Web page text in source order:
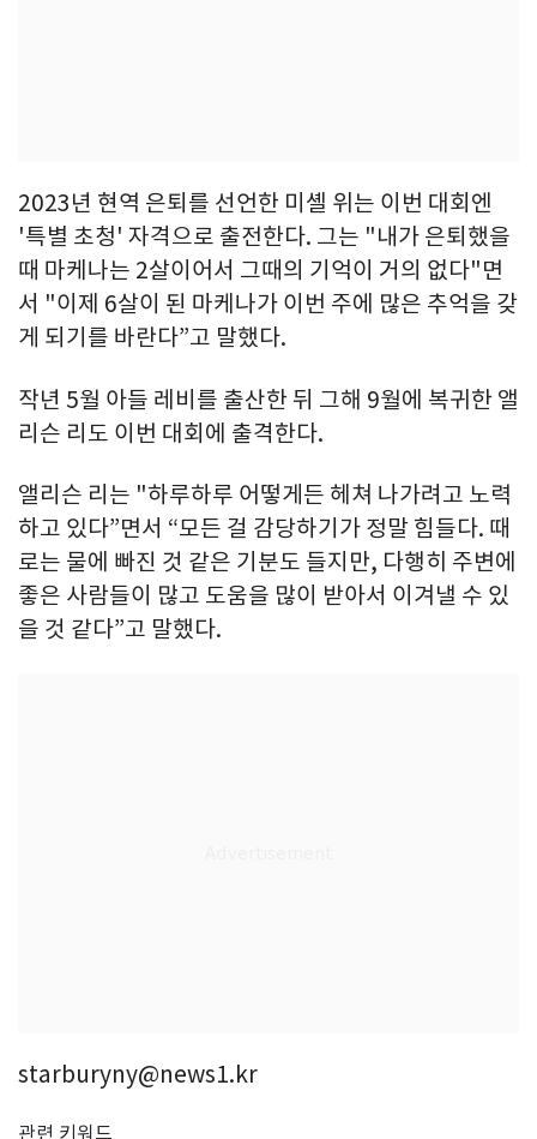
2023년 현역 은퇴를 선언한 미셸 위는 이번 대회엔
'특별 초청' 자격으로 출전한다. 그는 "내가 은퇴했을
때 마케나는 2살이어서 그때의 기억이 거의 없다"면
서 "이제 6살이 된 마케나가 이번 주에 많은 추억을 갖
게 되기를 바란다”고 말했다.
작년 5월 아들 레비를 출산한 뒤 그해 9월에 복귀한 앨
리슨 리도 이번 대회에 출격한다.
앨리슨 리는 "하루하루 어떻게든 헤쳐 나가려고 노력
하고 있다”면서 “모든 걸 감당하기가 정말 힘들다. 때
로는 물에 빠진 것 같은 기분도 들지만, 다행히 주변에
좋은 사람들이 많고 도움을 많이 받아서 이겨낼 수 있
을 것 같다”고 말했다.
starburyny@news1.kr
관련 키워드